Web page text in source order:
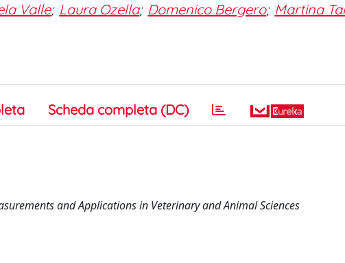
Valle; Laura Ozella; Domenico Bergero; Martina
Scheda completa (DC)
and Applications in Veterinary and Animal Sciences